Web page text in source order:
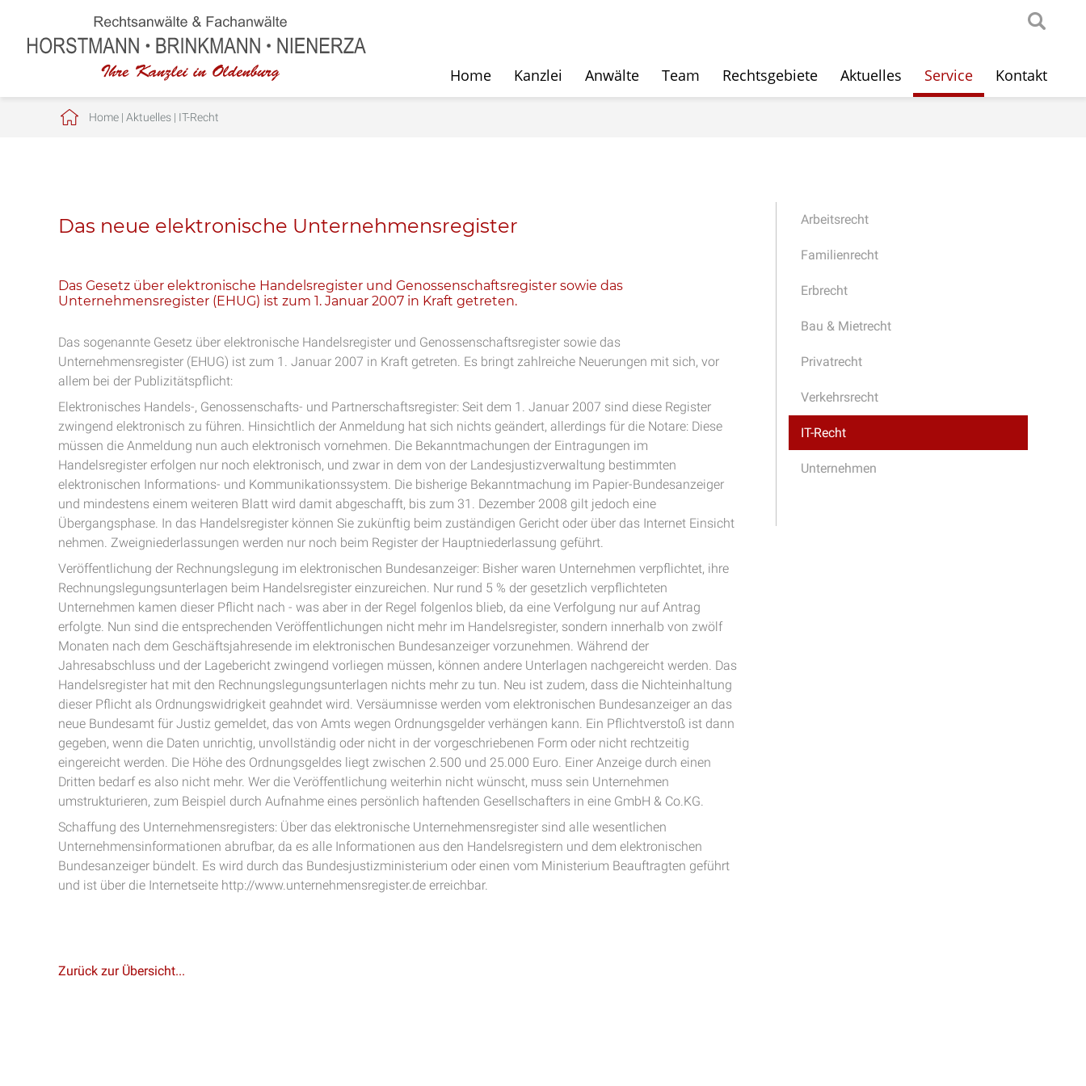
Home Kanzlei Anwälte Team Rechtsgebiete Aktuelles Service Kontakt
Home| Aktuelles| IT-Recht
Arbeitsrecht
Familienrecht
Erbrecht
Bau & Mietrecht
Privatrecht
Verkehrsrecht
IT-Recht
Unternehmen
Das neue elektronische Unternehmensregister
Das Gesetz über elektronische Handelsregister und Genossenschaftsregister sowie das
Unternehmensregister (EHUG) ist zum 1. Januar 2007 in Kraft getreten.
Das sogenannte Gesetz über elektronische Handelsregister und Genossenschaftsregister sowie das
Unternehmensregister (EHUG) ist zum 1. Januar 2007 in Kraft getreten. Es bringt zahlreiche Neuerungen mit sich, vor
allem bei der Publizitätspflicht:
Elektronisches Handels-, Genossenschafts- und Partnerschaftsregister: Seit dem 1. Januar 2007 sind diese Register
zwingend elektronisch zu führen. Hinsichtlich der Anmeldung hat sich nichts geändert, allerdings für die Notare: Diese
müssen die Anmeldung nun auch elektronisch vornehmen. Die Bekanntmachungen der Eintragungen im
Handelsregister erfolgen nur noch elektronisch, und zwar in dem von der Landesjustizverwaltung bestimmten
elektronischen Informations- und Kommunikationssystem. Die bisherige Bekanntmachung im Papier-Bundesanzeiger
und mindestens einem weiteren Blatt wird damit abgeschafft, bis zum 31. Dezember 2008 gilt jedoch eine
Übergangsphase. In das Handelsregister können Sie zukünftig beim zuständigen Gericht oder über das Internet Einsicht
nehmen. Zweigniederlassungen werden nur noch beim Register der Hauptniederlassung geführt.
Veröffentlichung der Rechnungslegung im elektronischen Bundesanzeiger: Bisher waren Unternehmen verpflichtet, ihre
Rechnungslegungsunterlagen beim Handelsregister einzureichen. Nur rund 5 % der gesetzlich verpflichteten
Unternehmen kamen dieser Pflicht nach - was aber in der Regel folgenlos blieb, da eine Verfolgung nur auf Antrag
erfolgte. Nun sind die entsprechenden Veröffentlichungen nicht mehr im Handelsregister, sondern innerhalb von zwölf
Monaten nach dem Geschäftsjahresende im elektronischen Bundesanzeiger vorzunehmen. Während der
Jahresabschluss und der Lagebericht zwingend vorliegen müssen, können andere Unterlagen nachgereicht werden. Das
Handelsregister hat mit den Rechnungslegungsunterlagen nichts mehr zu tun. Neu ist zudem, dass die Nichteinhaltung
dieser Pflicht als Ordnungswidrigkeit geahndet wird. Versäumnisse werden vom elektronischen Bundesanzeiger an das
neue Bundesamt für Justiz gemeldet, das von Amts wegen Ordnungsgelder verhängen kann. Ein Pflichtverstoß ist dann
gegeben, wenn die Daten unrichtig, unvollständig oder nicht in der vorgeschriebenen Form oder nicht rechtzeitig
eingereicht werden. Die Höhe des Ordnungsgeldes liegt zwischen 2.500 und 25.000 Euro. Einer Anzeige durch einen
Dritten bedarf es also nicht mehr. Wer die Veröffentlichung weiterhin nicht wünscht, muss sein Unternehmen
umstrukturieren, zum Beispiel durch Aufnahme eines persönlich haftenden Gesellschafters in eine GmbH & Co.KG.
Schaffung des Unternehmensregisters: Über das elektronische Unternehmensregister sind alle wesentlichen
Unternehmensinformationen abrufbar, da es alle Informationen aus den Handelsregistern und dem elektronischen
Bundesanzeiger bündelt. Es wird durch das Bundesjustizministerium oder einen vom Ministerium Beauftragten geführt
und ist über die Internetseite http://www.unternehmensregister.de erreichbar.
Zurück zur Übersicht...